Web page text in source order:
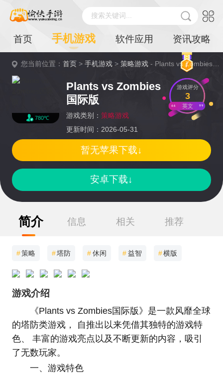
搜索关键词...
首页 手机游戏 软件应用 资讯攻略
您当前位置：首页 >手机游戏 >策略游戏 - Plants vs Zombies国际版详情
780℃
Plants vs Zombies
国际版
游戏类别： 策略游戏
更新时间：2026-05-31
游戏评分
3
英文
安卓下载↓
暂无苹果下载↓
简介 信息 相关 推荐
#策略 #塔防 #休闲 #益智 #横版
游戏介绍
《Plants vs Zombies国际版》是一款风靡全球
的塔防类游戏， 自推出以来凭借其独特的游戏特
色、 丰富的游戏亮点以及不断更新的内容，吸引
了无数玩家。
一、游戏特色